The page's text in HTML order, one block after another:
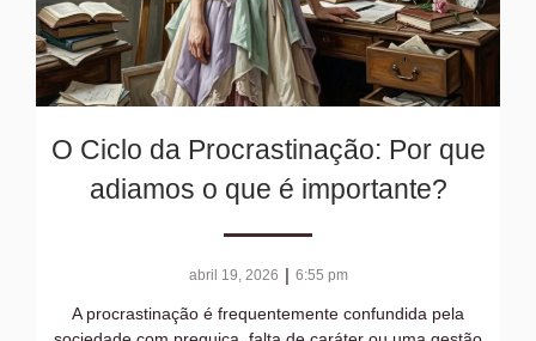
O Ciclo da Procrastinação: Por que
adiamos o que é importante?
abril 19, 2026 | 6:55 pm
A procrastinação é frequentemente confundida pela